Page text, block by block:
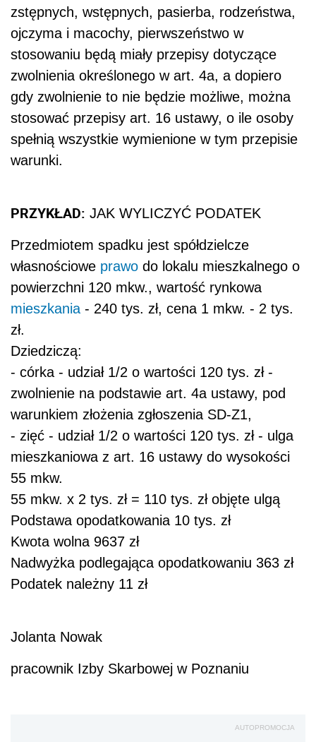
zstępnych, wstępnych, pasierba, rodzeństwa,
ojczyma i macochy, pierwszeństwo w
stosowaniu będą miały przepisy dotyczące
zwolnienia określonego w art. 4a, a dopiero
gdy zwolnienie to nie będzie możliwe, można
stosować przepisy art. 16 ustawy, o ile osoby
spełnią wszystkie wymienione w tym przepisie
warunki.
PRZYKŁAD: JAK WYLICZYĆ PODATEK
Przedmiotem spadku jest spółdzielcze
własnościowe prawo do lokalu mieszkalnego o
powierzchni 120 mkw., wartość rynkowa
mieszkania - 240 tys. zł, cena 1 mkw. - 2 tys.
zł.
Dziedziczą:
- córka - udział 1/2 o wartości 120 tys. zł -
zwolnienie na podstawie art. 4a ustawy, pod
warunkiem złożenia zgłoszenia SD-Z1,
- zięć - udział 1/2 o wartości 120 tys. zł - ulga
mieszkaniowa z art. 16 ustawy do wysokości
55 mkw.
55 mkw. x 2 tys. zł = 110 tys. zł objęte ulgą
Podstawa opodatkowania 10 tys. zł
Kwota wolna 9637 zł
Nadwyżka podlegająca opodatkowaniu 363 zł
Podatek należny 11 zł
Jolanta Nowak
pracownik Izby Skarbowej w Poznaniu
AUTOPROMOCJA